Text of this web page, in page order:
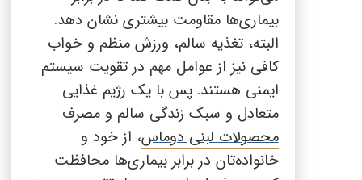
بیماری‌ها مقاومت بیشتری نشان دهد.
البته، تغذیه سالم، ورزش منظم و خواب
کافی نیز از عوامل مهم در تقویت سیستم
ایمنی هستند. پس با یک رژیم غذایی
متعادل و سبک زندگی سالم و مصرف
محصولات لبنی دوماس، از خود و
خانواده‌تان در برابر بیماری‌ها محافظت